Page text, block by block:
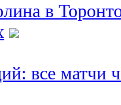
в
все матчи